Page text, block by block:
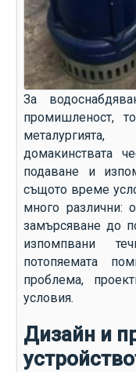
За
промишленост,
домакинствата
подаване и
същото време
много различни:
замърсяване до
изпомпвани
потопяемата
проблема,
условия.
Дизайн и